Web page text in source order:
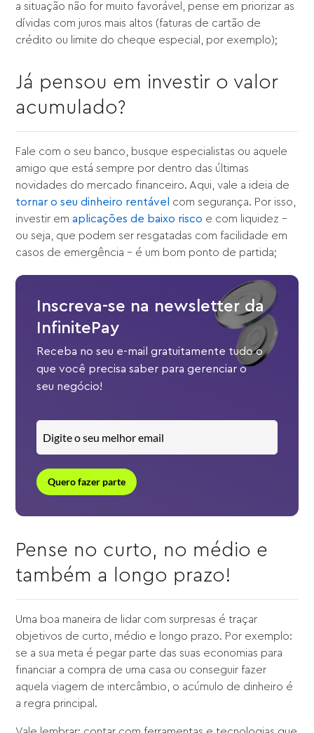
a situação não for muito favorável, pense em priorizar as
dívidas com juros mais altos (faturas de cartão de
crédito ou limite do cheque especial, por exemplo);
Já pensou em investir o valor
acumulado?
Fale com o seu banco, busque especialistas ou aquele
amigo que está sempre por dentro das últimas
novidades do mercado financeiro. Aqui, vale a ideia de
tornar o seu dinheiro rentável
com segurança. Por isso,
investir emaplicações de baixo risco e com liquidez -
ou seja, que podem ser resgatadas com facilidade em
casos de emergência - é um bom ponto de partida;
Inscreva-se na newsletter da
InfinitePay
Receba no seu e-mail gratuitamente tudo o
que você precisa saber para gerenciar o
seu negócio!
Quero fazer parte
Pense no curto, no médio e
também a longo prazo!
Uma boa maneira de lidar com surpresas é traçar
objetivos de curto, médio e longo prazo. Por exemplo:
se a sua meta é pegar parte das suas economias para
financiar a compra de uma casa ou conseguir fazer
aquela viagem de intercâmbio, o acúmulo de dinheiro é
a regra principal.